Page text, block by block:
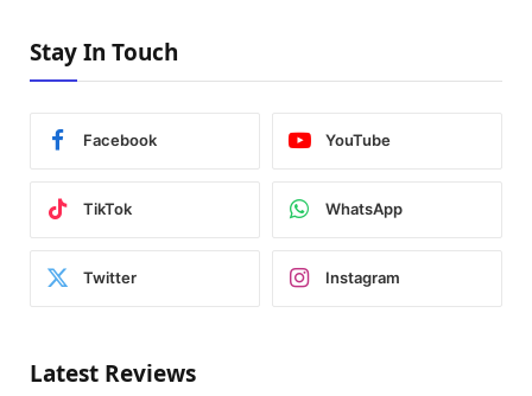
Stay In Touch
Facebook YouTube
TikTok WhatsApp
Twitter Instagram
Latest Reviews